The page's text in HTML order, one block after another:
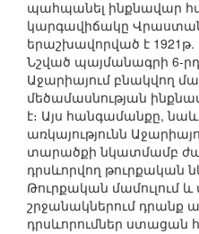
պահպանել ինքնավար
կարգավիճակը
երաշխավորված է
Նշված պայմանագրի 6-
Աջարիայում բնակվող
մեծամասնության
է։ Այս հանգամանքը,
առկայությունն
տարածքի նկատմամբ
դրսևորվող թուրքական
Թուրքական մամուլում
շրջանակներում դրանք
դրսևորումներ ստացան